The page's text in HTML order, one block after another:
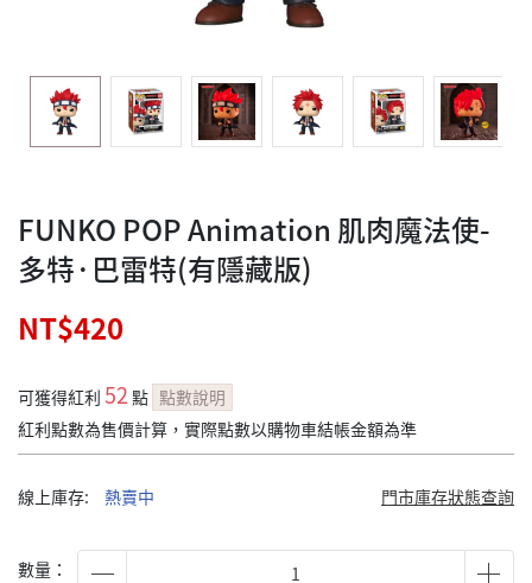
FUNKO POP Animation 肌肉魔法使-
多特·巴雷特(有隱藏版)
NT$420
可獲得紅利 52 點 點數說明
紅利點數為售價計算，實際點數以購物車結帳金額為準
線上庫存: 熱賣中 門市庫存狀態查詢
數量：